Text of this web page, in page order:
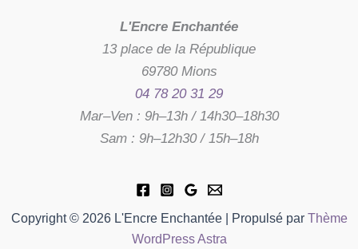
L'Encre Enchantée
13 place de la République
69780 Mions
04 78 20 31 29
Mar–Ven : 9h–13h / 14h30–18h30
Sam : 9h–12h30 / 15h–18h
Copyright © 2026 L'Encre Enchantée | Propulsé par Thème
WordPress Astra